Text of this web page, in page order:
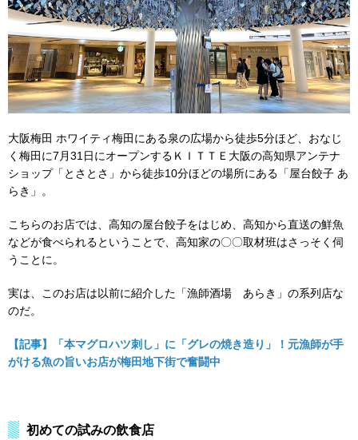
大阪梅田 ホワイティ梅田にある泉の広場から徒歩5分ほど、おなじ
く梅田に7月31日にオープンするＫＩＴＴＥ大阪の高知県アンテナ
ショップ「とさとさ」から徒歩10分ほどの場所にある「屋台餃子 あ
らき」。
こちらのお店では、高知の屋台餃子をはじめ、高知から直送の鮮魚
などが食べられるということで、高知家の〇〇取材班はさっそく伺
うことに。
実は、このお店は以前に紹介した「漁師酒場 あらき」の系列店な
のだ。
【記事】「本マグロハツ刺し」に「グレの焼き造り」！元漁師が手
がける魚の旨いお店が梅田地下街で奮闘中
初めての試みの飲食店